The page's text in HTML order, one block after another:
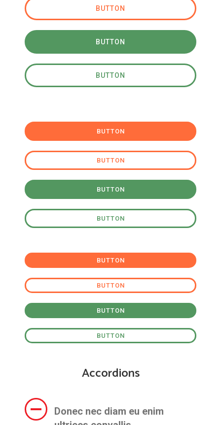
BUTTON
BUTTON
BUTTON
BUTTON
BUTTON
BUTTON
BUTTON
BUTTON
BUTTON
BUTTON
BUTTON
Accordions
Donec nec diam eu enim